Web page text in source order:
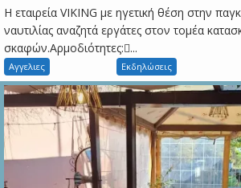
Η εταιρεία VIKING με ηγετική θέση στην
ναυτιλίας αναζητά εργάτες στον τομέα
σκαφών.Αρμοδιότητες:...
Αγγελιες Εκδηλώσεις